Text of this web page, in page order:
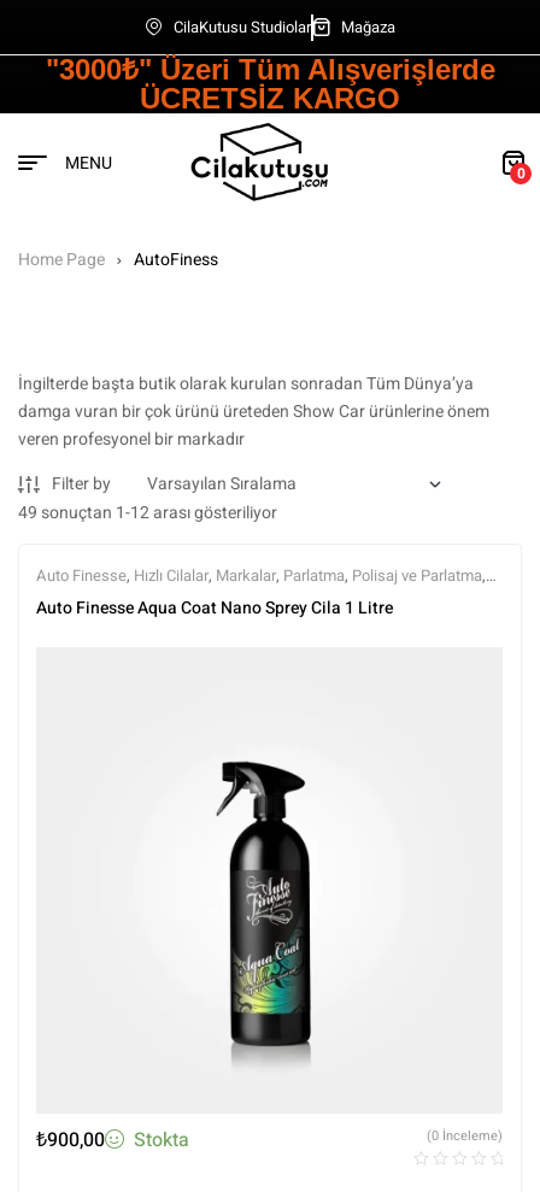
CilaKutusu Studiolar Mağaza
"3000₺" Üzeri Tüm Alışverişlerde
ÜCRETSİZ KARGO
MENU 0
Home Page AutoFiness
İngilterde başta butik olarak kurulan sonradan Tüm Dünya’ya
damga vuran bir çok ürünü üreteden Show Car ürünlerine önem
veren profesyonel bir markadır
Filter by
49 sonuçtan 1-12 arası gösteriliyor
Auto Finesse, Hızlı Cilalar, Markalar, Parlatma, Polisaj ve Parlatma,
Tüm Ürünler,Tüm Ürünler
Auto Finesse Aqua Coat Nano Sprey Cila 1 Litre
₺900,00 Stokta (0 İnceleme)